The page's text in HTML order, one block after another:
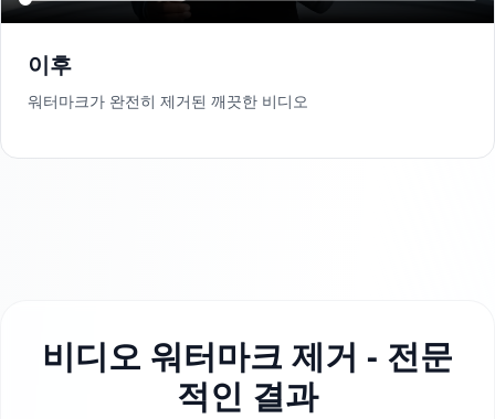
이후
워터마크가 완전히 제거된 깨끗한 비디오
비디오 워터마크 제거 - 전문
적인 결과